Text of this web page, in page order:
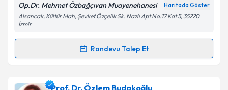
Kişisel verilerimin işlenmesine ilişkinAydınlatma
'ni okudum ve kişisel verilerimin belirtilen
kapsamda işlenmesini kabul ediyorum.
Op.Dr. Mehmet Özbağçıvan Muayenehanesi Haritada Göster
Alsancak, Kültür Mah, Şevket Özçelik Sk. Nazlı Apt No:17 Kat 5, 35220
İzmir
Randevu Talep Et
Randevu Takvimi Talebi
Op. Dr. Mehmet Özbağçıvaniçin randevu takvimi
Prof. Dr. Özlem Budakoğlu